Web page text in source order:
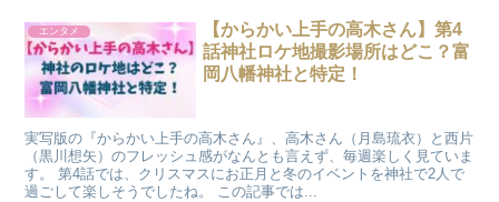
エンタメ
【からかい上手の高木さん】第4
話神社ロケ地撮影場所はどこ？富
岡八幡神社と特定！
実写版の『からかい上手の高木さん』、高木さん（月島琉衣）と西片
（黒川想矢）のフレッシュ感がなんとも言えず、毎週楽しく見ていま
す。 第4話では、クリスマスにお正月と冬のイベントを神社で2人で
過ごして楽しそうでしたね。 この記事では...